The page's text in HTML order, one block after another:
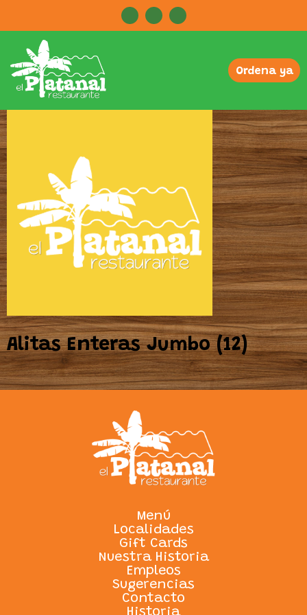
Ordena ya
Alitas Enteras Jumbo (12)
Menú
Localidades
Gift Cards
Nuestra Historia
Empleos
Sugerencias
Contacto